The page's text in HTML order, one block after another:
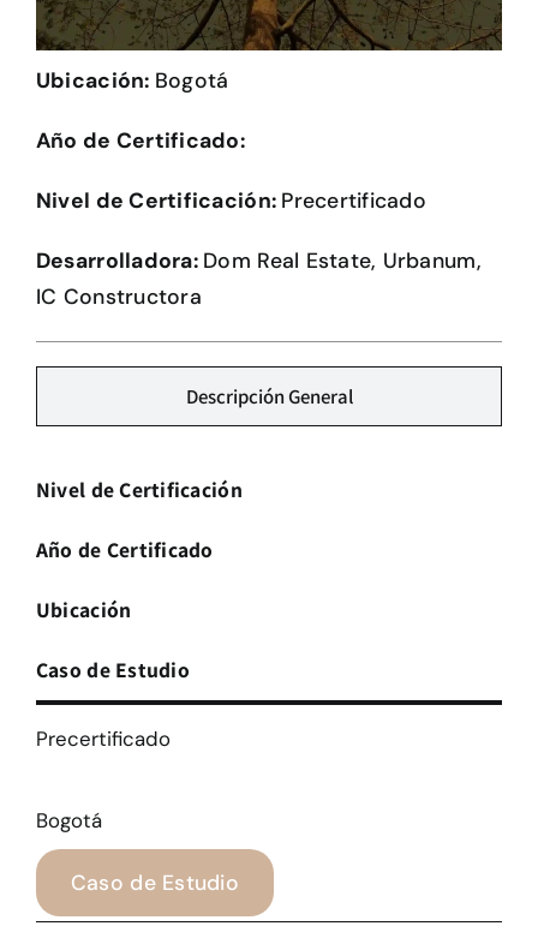
Herramientas
Credenciales
Ubicación: Bogotá
Año de Certificado:
Nivel de Certificación: Precertificado
Desarrolladora: Dom Real Estate, Urbanum,
IC Constructora
Descripción General
Nivel de Certificación
Año de Certificado
Ubicación
Caso de Estudio
Precertificado
Bogotá
Caso de Estudio